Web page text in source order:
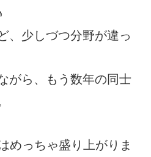
、少しづつ分野が違っ
がら、もう数年の同士
めっちゃ盛り上がりま